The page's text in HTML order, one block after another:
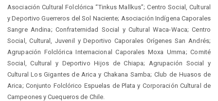
Asociación Cultural Folclórica “Tinkus Mallkus”; Centro Social, Cultural
y Deportivo Guerreros del Sol Naciente; Asociación Indígena Caporales
Sangre Andina; Confraternidad Social y Cultural Waca-Waca; Centro
Social, Cultural, Juvenil y Deportivo Caporales Orígenes San Andrés;
Agrupación Folclórica Internacional Caporales Moxa Umma; Comité
Social, Cultural y Deportivo Hijos de Chiapa; Agrupación Social y
Cultural Los Gigantes de Arica y Chakana Samba; Club de Huasos de
Arica; Conjunto Folclórico Espuelas de Plata y Corporación Cultural de
Campeones y Cuequeros de Chile.